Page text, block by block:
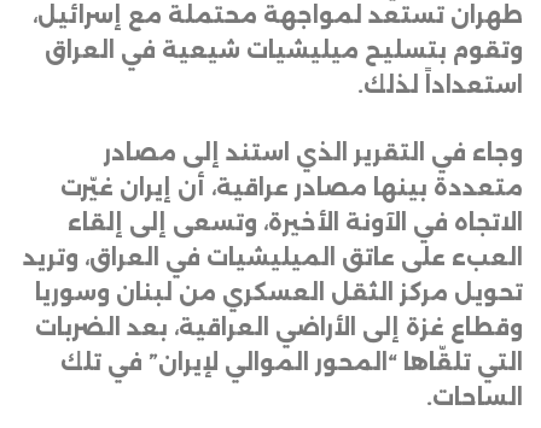
طهران تستعد لمواجهة محتملة مع إسرائيل،
وتقوم بتسليح ميليشيات شيعية في العراق
استعداداً لذلك.
وجاء في التقرير الذي استند إلى مصادر
متعددة بينها مصادر عراقية، أن إيران غيّرت
الاتجاه في الآونة الأخيرة، وتسعى إلى إلقاء
العبء على عاتق الميليشيات في العراق، وتريد
تحويل مركز الثقل العسكري من لبنان وسوريا
وقطاع غزة إلى الأراضي العراقية، بعد الضربات
التي تلقّاها “المحور الموالي لإيران” في تلك
الساحات.